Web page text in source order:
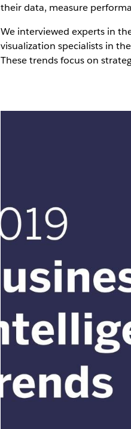
their data, measure
We interviewed experts in
visualization specialists in
These trends focus on